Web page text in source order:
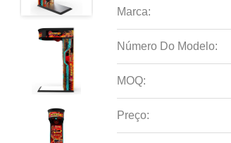
Marca:
Número Do Modelo:
MOQ:
Preço: